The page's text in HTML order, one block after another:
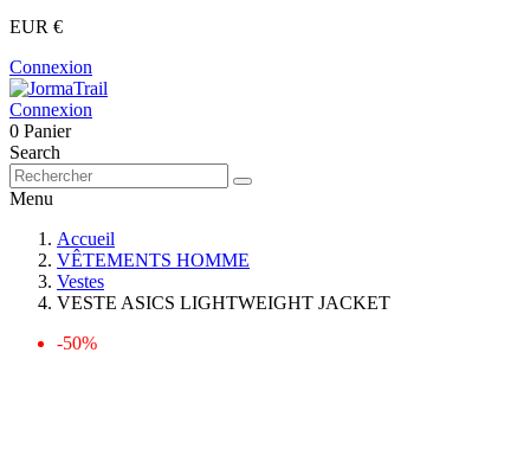
EUR €
Connexion
Connexion
0 Panier
Search
Menu
Accueil
VÊTEMENTS HOMME
Vestes
VESTE ASICS LIGHTWEIGHT JACKET
-50%